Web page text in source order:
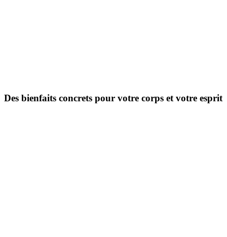
Des bienfaits concrets pour votre corps et votre esprit